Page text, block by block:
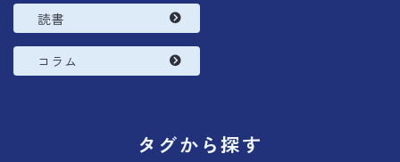
読書
コラム
タグから探す